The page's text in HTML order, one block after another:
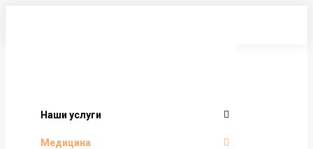
Наши услуги
Медицина